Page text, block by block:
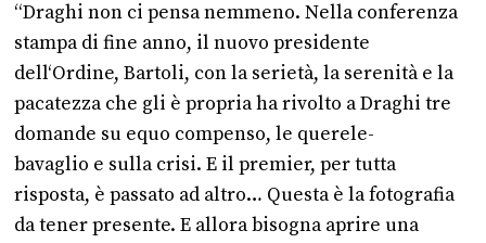
“Draghi non ci pensa nemmeno. Nella conferenza
stampa di fine anno, il nuovo presidente
dell‘Ordine, Bartoli, con la serietà, la serenità e la
pacatezza che gli è propria ha rivolto a Draghi tre
domande su equo compenso, le querele-
bavaglio e sulla crisi. E il premier, per tutta
risposta, è passato ad altro… Questa è la fotografia
da tener presente. E allora bisogna aprire una